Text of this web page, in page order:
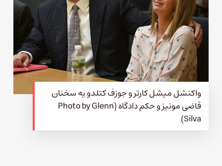
واکنشل میشل کارتر و جوزف کتلدو یه سخنان
قاضی مونیز و حکم دادگاه (Photo by Glenn
Silva)